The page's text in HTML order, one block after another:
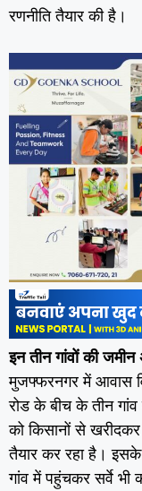
रणनीति तैयार की है।
इन तीन गांवों की
मुजफ्फरनगर में आवास
रोड के बीच के तीन
को किसानों से
तैयार कर रहा है।
गांव में पहुंचकर सर्वे भी